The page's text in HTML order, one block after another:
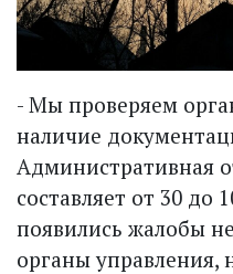
- Мы проверяем
наличие
Административная
составляет от 30 до
появились жалобы
органы